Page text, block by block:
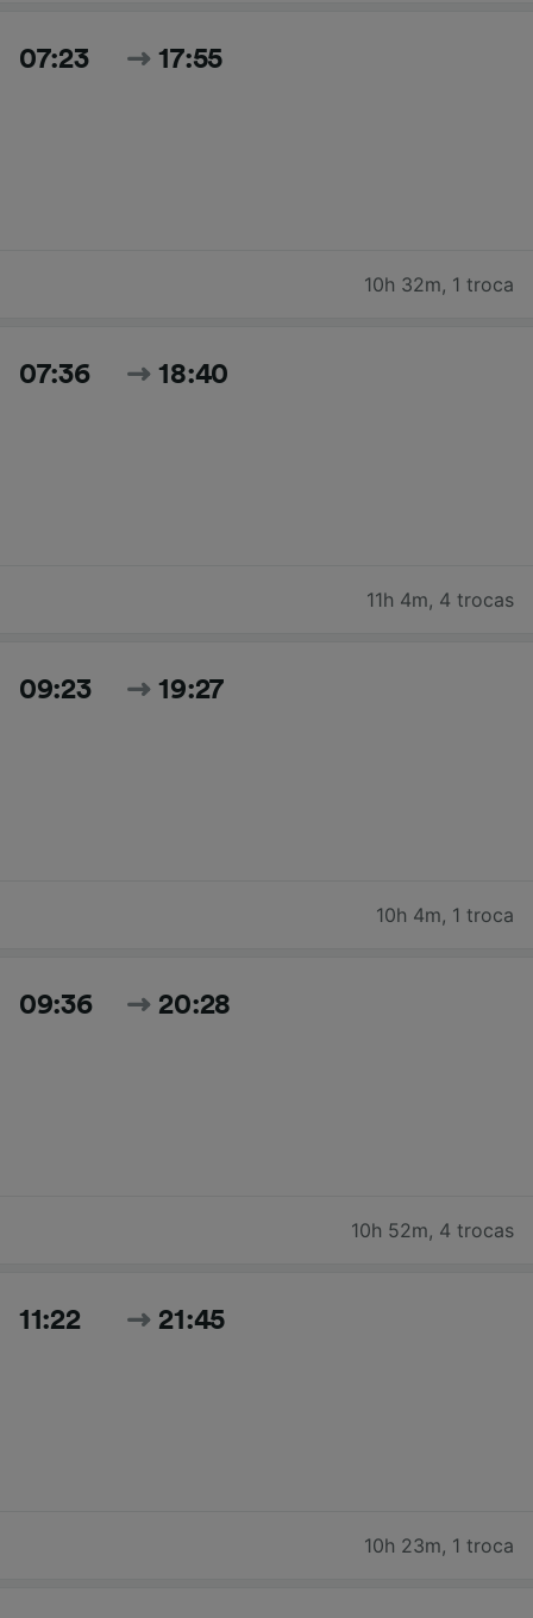
07:23 17:55
10h 32m, 1 troca
07:36 18:40
11h 4m, 4 trocas
09:23 19:27
10h 4m, 1 troca
09:36 20:28
10h 52m, 4 trocas
11:22 21:45
10h 23m, 1 troca